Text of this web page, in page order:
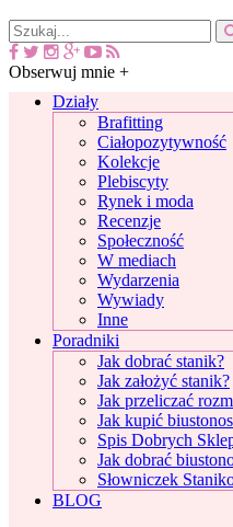
Obserwuj mnie +
Działy
Brafitting
Ciałopozytywność
Kolekcje
Plebiscyty
Rynek i moda
Recenzje
Społeczność
W mediach
Wydarzenia
Wywiady
Inne
Poradniki
Jak dobrać stanik?
Jak założyć stanik?
Jak przeliczać
Jak kupić
Spis Dobrych
Jak dobrać
Słowniczek
BLOG